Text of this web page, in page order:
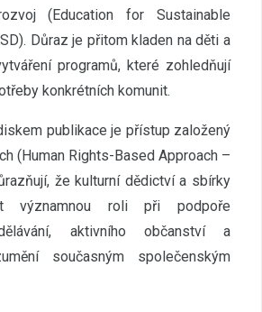
(Education for Sustainable
Důraz je přitom kladen na děti a
programů, které zohledňují
konkrétních komunit.
publikace je přístup založený
(Human Rights-Based Approach –
že kulturní dědictví a sbírky
významnou roli při podpoře
aktivního občanství a
současným společenským